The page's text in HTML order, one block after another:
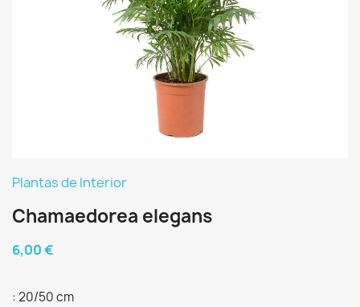
Plantas de Interior
Chamaedorea elegans
6,00 €
: 20/50 cm